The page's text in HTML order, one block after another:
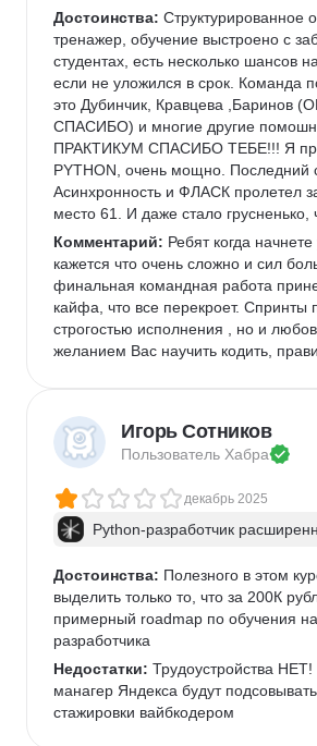
Достоинства: Структурированное
тренажер, обучение выстроено с
студентах, есть несколько шансов
если не уложился в срок. Команда
это Дубинчик, Кравцева ,Баринов
СПАСИБО) и многие другие
ПРАКТИКУМ СПАСИБО ТЕБЕ!!! Я
PYTHON, очень мощно. Последний
Асинхронность и ФЛАСК пролетел
место 61. И даже стало грусненько,
Комментарий: Ребят когда начнете
кажется что очень сложно и сил
финальная командная работа
кайфа, что все перекроет. Спринты
строгостью исполнения , но и
желанием Вас научить кодить,
Игорь Сотников
Пользователь Хабра
декабрь 2025
Python-разработчик
Достоинства: Полезного в этом
выделить только то, что за 200К
примерный roadmap по обучения
разработчика
Недостатки: Трудоустройства
манагер Яндекса будут
стажировки вайбкодером